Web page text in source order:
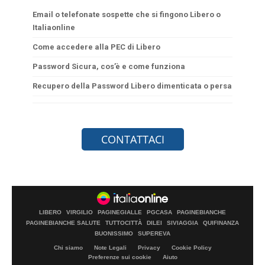
Email o telefonate sospette che si fingono Libero o
Italiaonline
Come accedere alla PEC di Libero
Password Sicura, cos’è e come funziona
Recupero della Password Libero dimenticata o persa
LIBERO VIRGILIO PAGINEGIALLE PGCASA
PAGINEBIANCHE
PAGINEBIANCHE SALUTE
TUTTOCITTÀ DILEI SIVIAGGIA
QUIFINANZA
BUONISSIMO
SUPEREVA
Chi siamo Note Legali Privacy
Cookie Policy
Preferenze sui cookie
Aiuto